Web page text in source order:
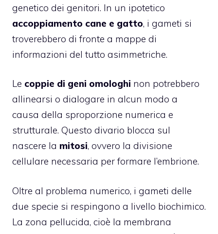
genetico dei genitori. In un ipotetico
accoppiamento cane e gatto, i gameti si
troverebbero di fronte a mappe di
informazioni del tutto asimmetriche.
Le coppie di geni omologhi non potrebbero
allinearsi o dialogare in alcun modo a
causa della sproporzione numerica e
strutturale. Questo divario blocca sul
nascere la mitosi, ovvero la divisione
cellulare necessaria per formare l’embrione.
Oltre al problema numerico, i gameti delle
due specie si respingono a livello biochimico.
La zona pellucida, cioè la membrana